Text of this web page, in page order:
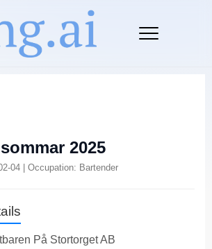
2025
04 | Occupation: Bartender
På Stortorget AB